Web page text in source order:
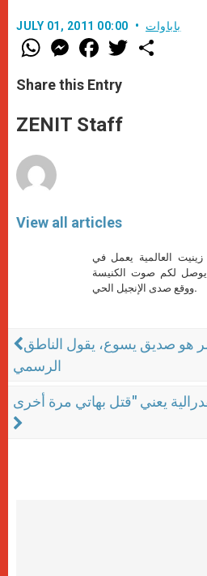
JULY 01, 2011 00:00 باباوات
W
h
t
s
p
p
M
e
s
e
g
e
F
a
e
b
o
k
w
Share this Entry
ZENIT Staff
View all articles
العالمية يعمل في
يوصل لكم صوت الكنيسة
ووقع صدى الإنجيل الحي.
هو صديق يسوع، يقول الناطق
الرسمي